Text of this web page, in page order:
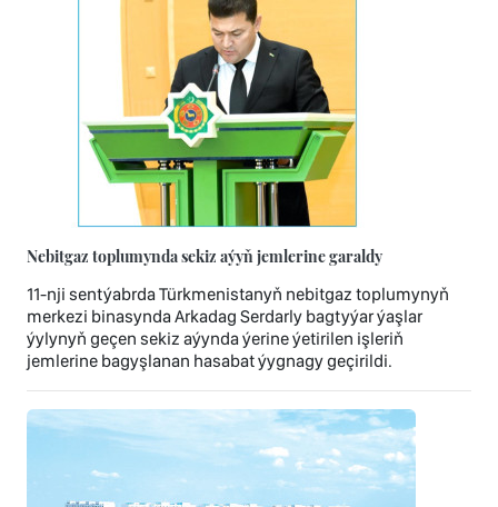
Nebitgaz toplumynda sekiz aýyň jemlerine garaldy
11-nji sentýabrda Türkmenistanyň nebitgaz toplumynyň
merkezi binasynda Arkadag Serdarly bagtyýar ýaşlar
ýylynyň geçen sekiz aýynda ýerine ýetirilen işleriň
jemlerine bagyşlanan hasabat ýygnagy geçirildi.